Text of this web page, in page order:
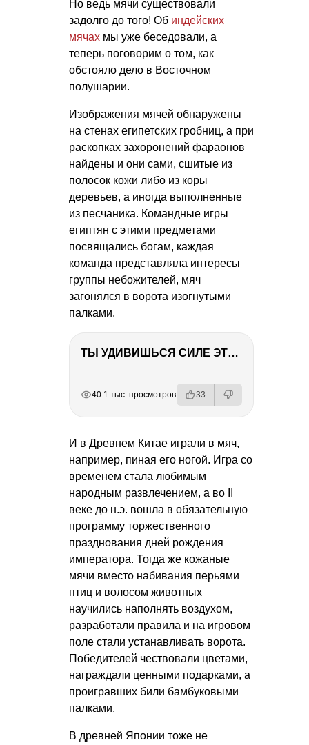
Но ведь мячи существовали
задолго до того! Об индейских
мячах мы уже беседовали, а
теперь поговорим о том, как
обстояло дело в Восточном
полушарии.
Изображения мячей обнаружены
на стенах египетских гробниц, а при
раскопках захоронений фараонов
найдены и они сами, сшитые из
полосок кожи либо из коры
деревьев, а иногда выполненные
из песчаника. Командные игры
египтян с этими предметами
посвящались богам, каждая
команда представляла интересы
группы небожителей, мяч
загонялся в ворота изогнутыми
палками.
ТЫ УДИВИШЬСЯ СИЛЕ ЭТО ЧЕЛОВЕКА! Блог о нашей поездке в Вышний Волочек
40.1 тыс. просмотров 33
И в Древнем Китае играли в мяч,
например, пиная его ногой. Игра со
временем стала любимым
народным развлечением, а во II
веке до н.э. вошла в обязательную
программу торжественного
празднования дней рождения
императора. Тогда же кожаные
мячи вместо набивания перьями
птиц и волосом животных
научились наполнять воздухом,
разработали правила и на игровом
поле стали устанавливать ворота.
Победителей чествовали цветами,
награждали ценными подарками, а
проигравших били бамбуковыми
палками.
В древней Японии тоже не